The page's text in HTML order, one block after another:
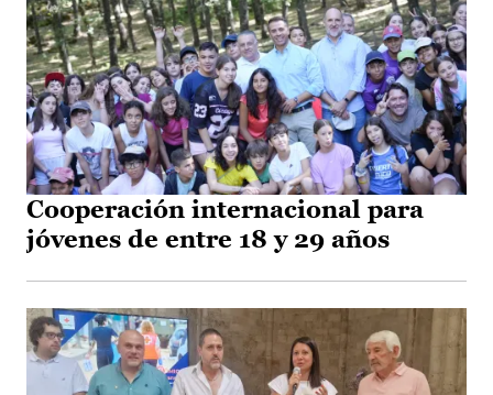
Cooperación internacional para
jóvenes de entre 18 y 29 años